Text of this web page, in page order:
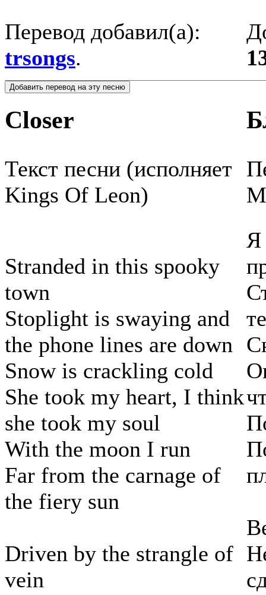
Перевод добавил(а):
trsongs.
Closer
Текст песни (исполняет
Kings Of Leon)
Stranded in this spooky
town
Stoplight is swaying and
the phone lines are down
Snow is crackling cold
She took my heart, I think
she took my soul
With the moon I run
Far from the carnage of
the fiery sun
Driven by the strangle of
vein
Я